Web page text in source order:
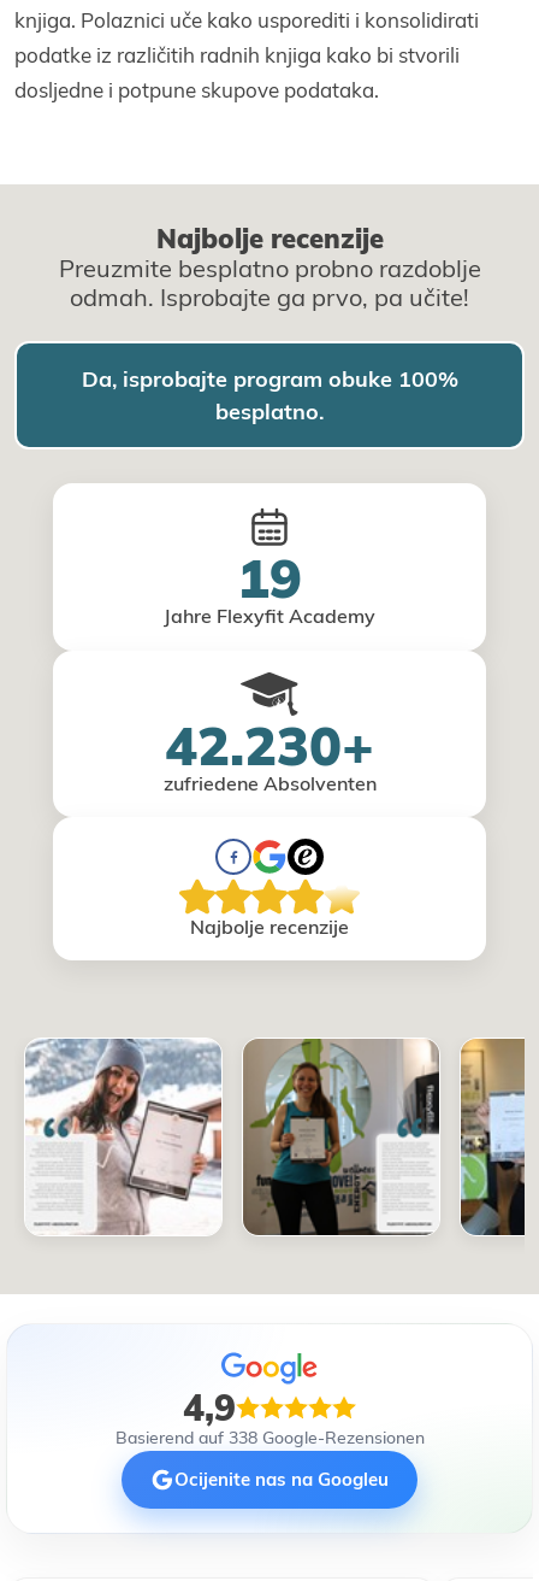
knjiga. Polaznici uče kako usporediti i konsolidirati
podatke iz različitih radnih knjiga kako bi stvorili
dosljedne i potpune skupove podataka.
Najbolje recenzije
Preuzmite besplatno probno razdoblje
odmah. Isprobajte ga prvo, pa učite!
Da, isprobajte program obuke 100%
besplatno.
19
Jahre Flexyfit Academy
42.230+
zufriedene Absolventen
Najbolje recenzije
4,9
Basierend auf 338 Google-Rezensionen
Ocijenite nas na Googleu